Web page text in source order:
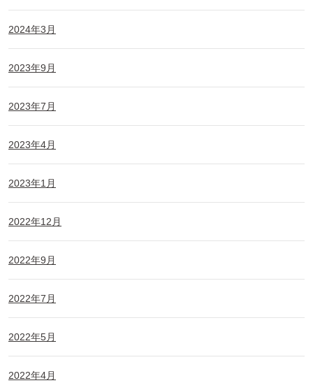
2024年3月
2023年9月
2023年7月
2023年4月
2023年1月
2022年12月
2022年9月
2022年7月
2022年5月
2022年4月